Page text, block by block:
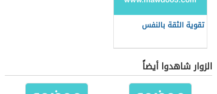
تقوية الثقة بالنفس
الزوار شاهدوا أيضاً